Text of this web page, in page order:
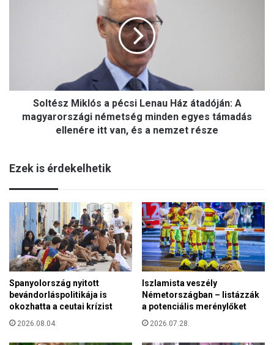
magyarországi
németség
minden
itt
és
a
nemzet
része
Soltész Miklós a pécsi Lenau Ház átadóján: A
magyarországi németség minden egyes támadás
ellenére itt van, és a nemzet része
Ezek is érdekelhetik
Spanyolország nyitott
bevándorláspolitikája is
okozhatta a ceutai krízist
2026.08.04.
Iszlamista veszély
Németországban – listázzák
a potenciális merénylőket
2026.07.28.